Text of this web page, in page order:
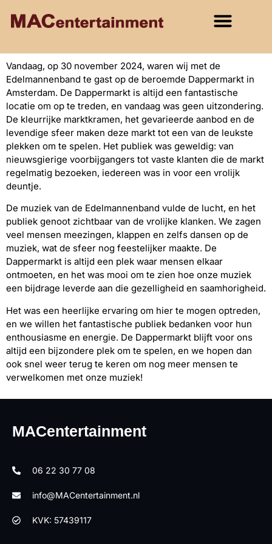
Vandaag, op 30 november 2024, waren wij met de
Edelmannenband te gast op de beroemde Dappermarkt in
Amsterdam. De Dappermarkt is altijd een fantastische
locatie om op te treden, en vandaag was geen uitzondering.
De kleurrijke marktkramen, het gevarieerde aanbod en de
levendige sfeer maken deze markt tot een van de leukste
plekken om te spelen. Het publiek was geweldig: van
nieuwsgierige voorbijgangers tot vaste klanten die de markt
regelmatig bezoeken, iedereen was in voor een vrolijk
deuntje.
De muziek van de Edelmannenband vulde de lucht, en het
publiek genoot zichtbaar van de vrolijke klanken. We zagen
veel mensen meezingen, klappen en zelfs dansen op de
muziek, wat de sfeer nog feestelijker maakte. De
Dappermarkt is altijd een plek waar mensen elkaar
ontmoeten, en het was mooi om te zien hoe onze muziek
een bijdrage leverde aan die gezelligheid en saamhorigheid.
Het was een heerlijke ervaring om hier te mogen optreden,
en we willen het fantastische publiek bedanken voor hun
enthousiasme en energie. De Dappermarkt blijft voor ons
altijd een bijzondere plek om te spelen, en we hopen dan
ook snel weer terug te keren om nog meer mensen te
verwelkomen met onze muziek!
MACentertainment
06 22 30 77 08
info@MACentertainment.nl
KVK: 57439117